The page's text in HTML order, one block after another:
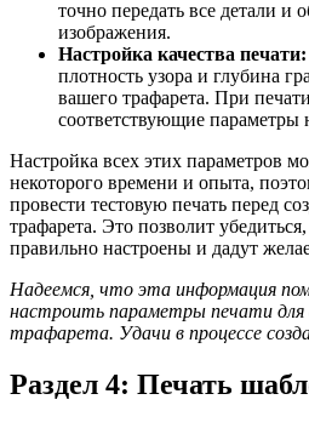
точно передать все детали и
изображения.
Настройка качества печати:
плотность узора и глубина
вашего трафарета. При
соответствующие параметры
Настройка всех этих параметров
некоторого времени и опыта,
провести тестовую печать перед
трафарета. Это позволит
правильно настроены и дадут
Надеемся, что эта информация
настроить параметры печати для
трафарета. Удачи в процессе
Раздел 4: Печать